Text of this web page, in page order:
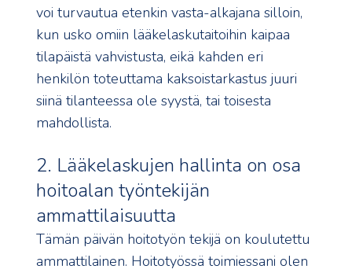
voi turvautua etenkin vasta-alkajana silloin,
kun usko omiin lääkelaskutaitoihin kaipaa
tilapäistä vahvistusta, eikä kahden eri
henkilön toteuttama kaksoistarkastus juuri
siinä tilanteessa ole syystä, tai toisesta
mahdollista.
2. Lääkelaskujen hallinta on osa
hoitoalan työntekijän
ammattilaisuutta
Tämän päivän hoitotyön tekijä on koulutettu
ammattilainen. Hoitotyössä toimiessani olen